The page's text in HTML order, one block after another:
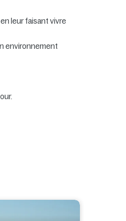
leur faisant vivre
environnement